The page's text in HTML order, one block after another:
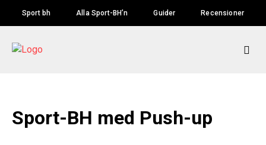
Sport bh Alla Sport-BH’n Guider Recensioner
Sport-BH med Push-up